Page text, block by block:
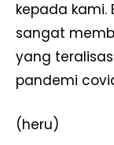
kepada kami.
sangat
yang
pandemi
(heru)